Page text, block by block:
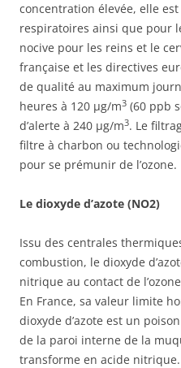
concentration élevée, elle
respiratoires ainsi que pour
nocive pour les reins et le
française et les directives
de qualité au maximum
heures à 120 µg/m3 (60 ppb
d’alerte à 240 µg/m3. Le
filtre à charbon ou
pour se prémunir de l’ozone.
Le dioxyde d’azote (NO2)
Issu des centrales
combustion, le dioxyde
nitrique au contact de
En France, sa valeur limite
dioxyde d’azote est un
de la paroi interne de la
transforme en acide